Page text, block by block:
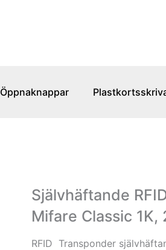
Öppnaknappar
Självhäftande
Mifare Classic 1K,
RFID Transponder